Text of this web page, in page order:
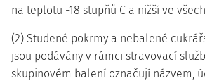
na teplotu -18 stupňů C a nižší ve
(2) Studené pokrmy a nebalené
jsou podávány v rámci stravovací
skupinovém balení označují názvem,